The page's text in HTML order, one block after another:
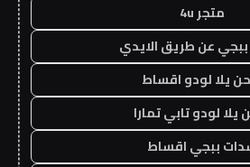
متجر 4u
عن طريق الايدي
يلا لودو اقساط
لودو تابي تمارا
ببجي اقساط